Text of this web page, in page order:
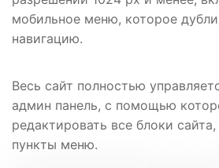
мобильное меню, которое
навигацию.
Весь сайт полностью
админ панель, с помощью
редактировать все блоки
пункты меню.